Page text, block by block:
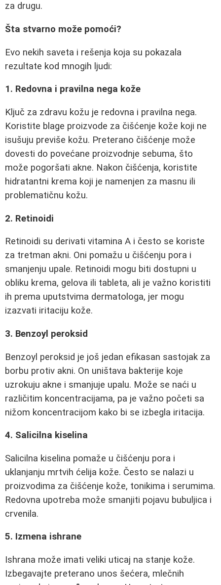
za drugu.
Šta stvarno može pomoći?
Evo nekih saveta i rešenja koja su pokazala
rezultate kod mnogih ljudi:
1. Redovna i pravilna nega kože
Ključ za zdravu kožu je redovna i pravilna nega.
Koristite blage proizvode za čišćenje kože koji ne
isušuju previše kožu. Preterano čišćenje može
dovesti do povećane proizvodnje sebuma, što
može pogoršati akne. Nakon čišćenja, koristite
hidratantni krema koji je namenjen za masnu ili
problematičnu kožu.
2. Retinoidi
Retinoidi su derivati vitamina A i često se koriste
za tretman akni. Oni pomažu u čišćenju pora i
smanjenju upale. Retinoidi mogu biti dostupni u
obliku krema, gelova ili tableta, ali je važno koristiti
ih prema uputstvima dermatologa, jer mogu
izazvati iritaciju kože.
3. Benzoyl peroksid
Benzoyl peroksid je još jedan efikasan sastojak za
borbu protiv akni. On uništava bakterije koje
uzrokuju akne i smanjuje upalu. Može se naći u
različitim koncentracijama, pa je važno početi sa
nižom koncentracijom kako bi se izbegla iritacija.
4. Salicilna kiselina
Salicilna kiselina pomaže u čišćenju pora i
uklanjanju mrtvih ćelija kože. Često se nalazi u
proizvodima za čišćenje kože, tonikima i serumima.
Redovna upotreba može smanjiti pojavu bubuljica i
crvenila.
5. Izmena ishrane
Ishrana može imati veliki uticaj na stanje kože.
Izbegavajte preterano unos šećera, mlečnih